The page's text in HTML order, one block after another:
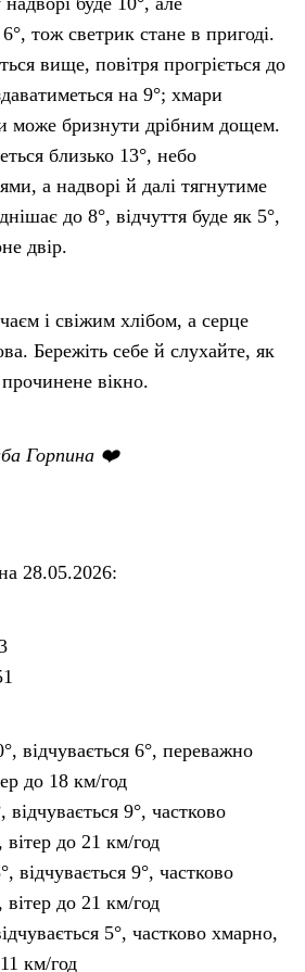
тож светрик стане в пригоді.
вище, повітря прогріється до
на 9°; хмари
може бризнути дрібним дощем.
близько 13°, небо
а надворі й далі тягнутиме
до 8°, відчуття буде як 5°,
двір.
і свіжим хлібом, а серце
Бережіть себе й слухайте, як
вікно.
Горпина ❤️
28.05.2026:
відчувається 6°, переважно
до 18 км/год
9°, частково
до 21 км/год
відчувається 9°, частково
до 21 км/год
5°, частково хмарно,
км/год